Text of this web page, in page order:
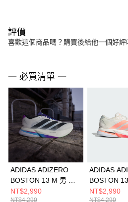
評價
喜歡這個商品嗎？購買後給他一個好評
一 必買清單 一
ADIDAS ADIZERO
BOSTON 13 M 男 跑
步鞋 JS4946
NT$2,990
NT$4,290
ADIDAS
BOSTON 13
步鞋 JP9252
NT$2,990
NT$4,290